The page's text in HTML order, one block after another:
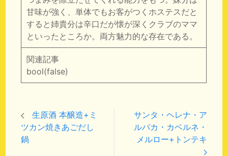
甘味が強く、単体でもお客がつくホステスだと
すると姉貴分は辛口だが懐が深くクラブのママ
といったところか。両方魅力的な存在である。
関連記事
bool(false)
生原酒 本醸造+ミ
ツカン焼きあごだし
鍋
サンタ・ヘレナ・ア
ルパカ・カベルネ・
メルロー+トンテキ